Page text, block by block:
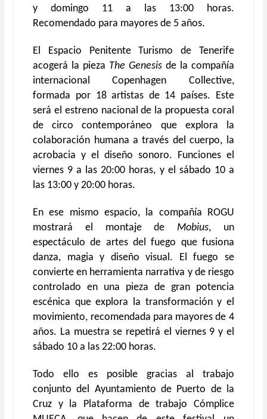
y domingo 11 a las 13:00 horas.
Recomendado para mayores de 5 años.
El Espacio Penitente Turismo de Tenerife
acogerá la pieza The Genesisde la compañía
internacional Copenhagen Collective,
formada por 18 artistas de 14 países. Este
será el estreno nacional de la propuesta coral
de circo contemporáneo que explora la
colaboración humana a través del cuerpo, la
acrobacia y el diseño sonoro. Funciones el
viernes 9 a las 20:00 horas, y el sábado 10 a
las 13:00 y 20:00 horas.
En ese mismo espacio, la compañía ROGU
mostrará el montaje de Mobius, un
espectáculo de artes del fuego que fusiona
danza, magia y diseño visual. El fuego se
convierte en herramienta narrativa y de riesgo
controlado en una pieza de gran potencia
escénica que explora la transformación y el
movimiento, recomendada para mayores de 4
años. La muestra se repetirá el viernes 9 y el
sábado 10 a las 22:00 horas.
Todo ello es posible gracias al trabajo
conjunto del Ayuntamiento de Puerto de la
Cruz y la Plataforma de trabajo Cómplice